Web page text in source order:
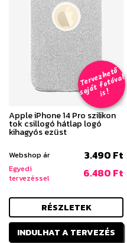
T
er
v
e
z
h
e
t
ő
s
aj
á
t
f
o
t
ó
v
al
i
s
!
Apple iPhone 14 Pro szilikon
tok csillogó hátlap logó
kihagyós ezüst
Webshop ár 3.490 Ft
Egyedi
tervezéssel
6.480 Ft
RÉSZLETEK
INDULHAT A TERVEZÉS